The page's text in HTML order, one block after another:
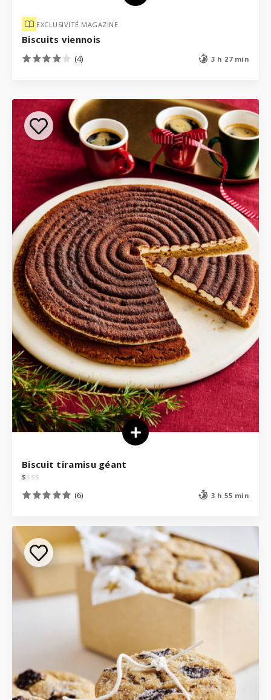
EXCLUSIVITÉ MAGAZINE
Biscuits viennois
(4) 3 h 27 min
Biscuit tiramisu géant
$$ $$
(6) 3 h 55 min